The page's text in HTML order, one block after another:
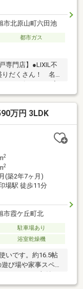
市北原山町六田池
都市ガス
専門店】●LIXIL不
りだくさん！ 名古
ジには常時300件
計画もお任せく
ン工事もまとめ
んとご説明！ ハ
万円 3LDK
2
2
(築2年7ヶ月)
場駅 徒歩11分
市霞ケ丘町北
駐車場あり
浴室乾燥機
いです。約16.5帖
び場や家事スペー
のカウンター付き納